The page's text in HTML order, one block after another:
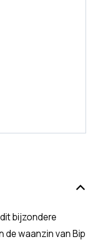
bijzondere
de waanzin van Bip